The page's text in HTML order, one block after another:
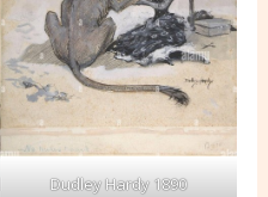
Dudley Hardy 1890